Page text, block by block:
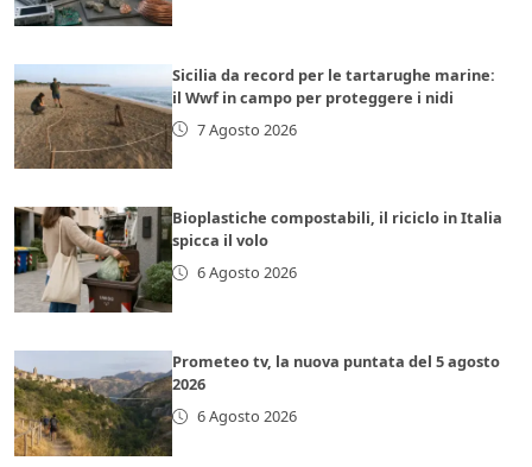
Sicilia da record per le tartarughe marine:
il Wwf in campo per proteggere i nidi
7 Agosto 2026
Bioplastiche compostabili, il riciclo in Italia
spicca il volo
6 Agosto 2026
Prometeo tv, la nuova puntata del 5 agosto
2026
6 Agosto 2026